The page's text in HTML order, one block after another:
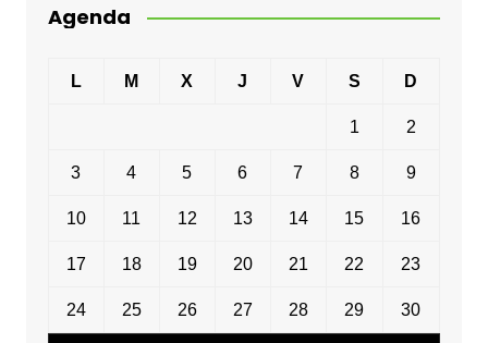
Agenda
L M X J V S D
1 2
3 4 5 6 7 8 9
10 11 12 13 14 15 16
17 18 19 20 21 22 23
24 25 26 27 28 29 30